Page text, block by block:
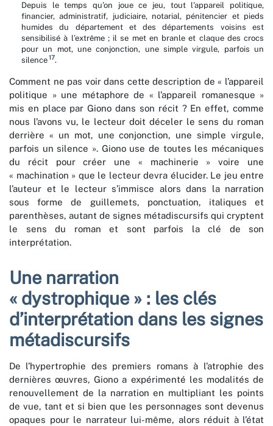
Depuis le temps qu’on joue ce jeu, tout l’appareil politique,
financier, administratif, judiciaire, notarial, pénitencier et pieds
humides du département et des départements voisins est
sensibilisé à l’extrême ; il se met en branle et claque des crocs
pour un mot, une conjonction, une simple virgule, parfois un
silence17.
Comment ne pas voir dans cette description de « l’appareil
politique » une métaphore de « l’appareil romanesque »
mis en place par Giono dans son récit ? En effet, comme
nous l’avons vu, le lecteur doit déceler le sens du roman
derrière « un mot, une conjonction, une simple virgule,
parfois un silence ». Giono use de toutes les mécaniques
du récit pour créer une « machinerie » voire une
« machination » que le lecteur devra élucider. Le jeu entre
l’auteur et le lecteur s’immisce alors dans la narration
sous forme de guillemets, ponctuation, italiques et
parenthèses, autant de signes métadiscursifs qui cryptent
le sens du roman et sont parfois la clé de son
interprétation.
Une narration
« dystrophique » : les clés
d’interprétation dans les signes
métadiscursifs
De l’hypertrophie des premiers romans à l’atrophie des
dernières œuvres, Giono a expérimenté les modalités de
renouvellement de la narration en multipliant les points
de vue, tant et si bien que les personnages sont devenus
opaques pour le narrateur lui-même, alors réduit à l’état